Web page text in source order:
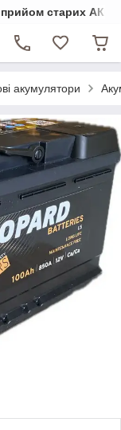
старих АКБ
акумулятори